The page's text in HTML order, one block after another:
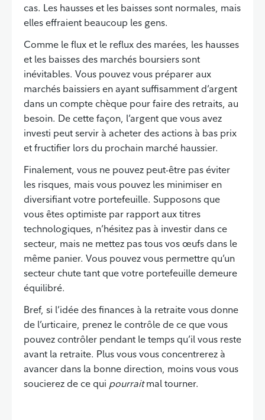
cas. Les hausses et les baisses sont normales, mais
elles effraient beaucoup les gens.
Comme le flux et le reflux des marées, les hausses
et les baisses des marchés boursiers sont
inévitables. Vous pouvez vous préparer aux
marchés baissiers en ayant suffisamment d’argent
dans un compte chèque pour faire des retraits, au
besoin. De cette façon, l’argent que vous avez
investi peut servir à acheter des actions à bas prix
et fructifier lors du prochain marché haussier.
Finalement, vous ne pouvez peut-être pas éviter
les risques, mais vous pouvez les minimiser en
diversifiant votre portefeuille. Supposons que
vous êtes optimiste par rapport aux titres
technologiques, n’hésitez pas à investir dans ce
secteur, mais ne mettez pas tous vos œufs dans le
même panier. Vous pouvez vous permettre qu’un
secteur chute tant que votre portefeuille demeure
équilibré.
Bref, si l’idée des finances à la retraite vous donne
de l’urticaire, prenez le contrôle de ce que vous
pouvez contrôler pendant le temps qu’il vous reste
avant la retraite. Plus vous vous concentrerez à
avancer dans la bonne direction, moins vous vous
soucierez de ce qui pourraitmal tourner.